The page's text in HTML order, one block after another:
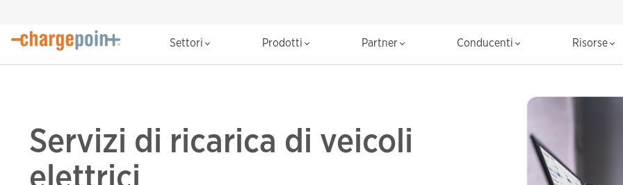
Settori Prodotti Partner Conducenti Risorse
Servizi di ricarica di veicoli
elettrici